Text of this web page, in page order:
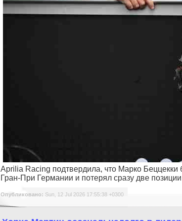
Aprilia Racing подтвердила, что Марко
Гран-При Германии и потерял сразу две
Опубликовано: Sun, 12 Jul 2026 17:55:38 +0300